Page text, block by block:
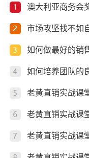
澳大利亚商务会
市场攻坚找不如
如何做最好的销
如何培养团队的
老黄直销实战课
老黄直销实战课
老黄直销实战课